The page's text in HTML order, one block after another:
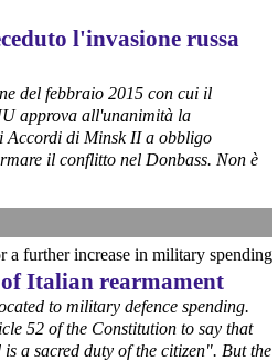
di predisporre un
attenuare le conseguenze
dell’area a caldo, invitando le
presentare proposte operative.
l'invasione russa
del febbraio 2015 con cui il
approva all'unanimità la
Accordi di Minsk II a obbligo
il conflitto nel Donbass. Non è
a further increase in military spending
Italian rearmament
to military defence spending.
52 of the Constitution to say that
a sacred duty of the citizen". But the